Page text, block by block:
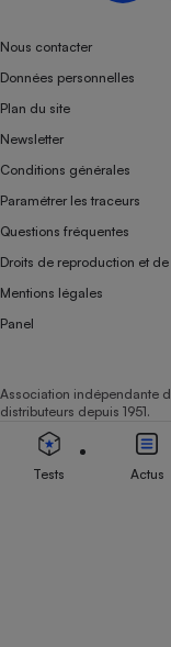
Nous contacter
Données personnelles
Plan du site
Newsletter
Conditions générales
Paramétrer les traceurs
Questions fréquentes
Droits de reproduction et
Mentions légales
Panel
Association indépendante
distributeurs depuis 1951.
Tests Actus